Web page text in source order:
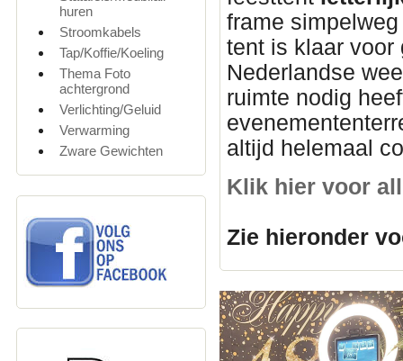
huren
Stroomkabels
Tap/Koffie/Koeling
Thema Foto
achtergrond
Verlichting/Geluid
Verwarming
Zware Gewichten
frame
tent is klaar voor
Nederlandse
ruimte nodig
altijd helemaal
Klik hier voor
Zie hieronder